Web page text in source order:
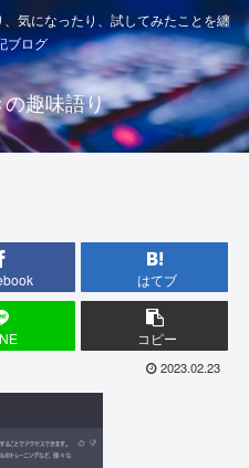
気になったり、試してみたことを纏
ブログ
趣味語り
はてブ
コピー
2023.02.23